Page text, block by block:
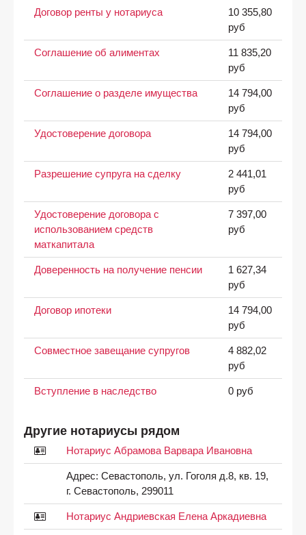
Договор ренты у нотариуса
10 355,80
руб
Соглашение об алиментах
11 835,20
руб
Соглашение о разделе имущества
14 794,00
руб
Удостоверение договора
14 794,00
руб
Разрешение супруга на сделку
2 441,01
руб
Удостоверение договора с
использованием средств
маткапитала
7 397,00
руб
Доверенность на получение пенсии
1 627,34
руб
Договор ипотеки
14 794,00
руб
Совместное завещание супругов
4 882,02
руб
Вступление в наследство 0 руб
Другие нотариусы рядом
Нотариус Абрамова Варвара Ивановна
Адрес: Севастополь, ул. Гоголя д.8, кв. 19,
г. Севастополь, 299011
Нотариус Андриевская Елена Аркадиевна